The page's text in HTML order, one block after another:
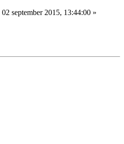
02 september 2015, 13:44:00 »